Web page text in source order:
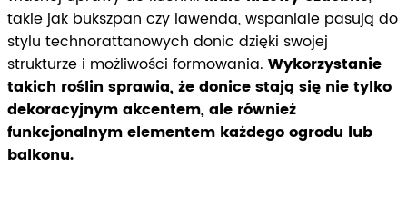
takie jak bukszpan czy lawenda, wspaniale pasują do
stylu technorattanowych donic dzięki swojej
strukturze i możliwości formowania. Wykorzystanie
takich roślin sprawia, że donice stają się nie tylko
dekoracyjnym akcentem, ale również
funkcjonalnym elementem każdego ogrodu lub
balkonu.